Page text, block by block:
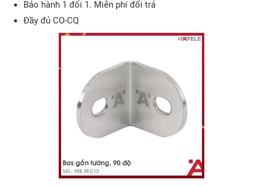
Bảo hành 1 đổi 1. Miễn phí đổi trả
Đầy đủ CO-CQ